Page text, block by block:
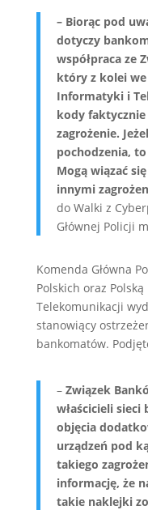
– Biorąc pod
dotyczy
współpraca ze
który z kolei we
Informatyki i
kody
zagrożenie.
pochodzenia,
Mogą wiązać
innymi
do Walki z
Głównej Policji
Komenda Główna
Polskich oraz
Telekomunikacji
stanowiący
bankomatów.
– Związek
właścicieli
objęcia
urządzeń pod
takiego
informację, że
takie naklejki